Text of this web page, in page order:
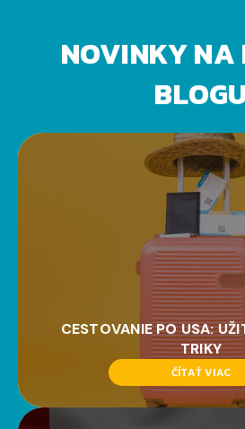
NOVINKY NA
CESTOVANIE PO USA:
TRIKY
ČÍTAŤ VIAC